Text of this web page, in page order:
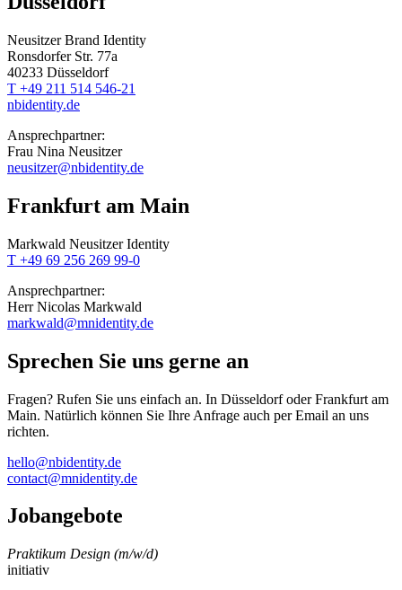
Neusitzer Brand Identity
Ronsdorfer Str. 77a
40233 Düsseldorf
T +49 211 514 546-21
nbidentity.de
Ansprechpartner:
Frau Nina Neusitzer
neusitzer@nbidentity.de
Frankfurt am Main
Markwald Neusitzer Identity
T +49 69 256 269 99-0
Ansprechpartner:
Herr Nicolas Markwald
markwald@mnidentity.de
Sprechen Sie uns gerne an
Fragen? Rufen Sie uns einfach an. In Düsseldorf oder Frankfurt am
Main. Natürlich können Sie Ihre Anfrage auch per Email an uns
richten.
hello@nbidentity.de
contact@mnidentity.de
Jobangebote
Praktikum Design (m/w/d)
initiativ